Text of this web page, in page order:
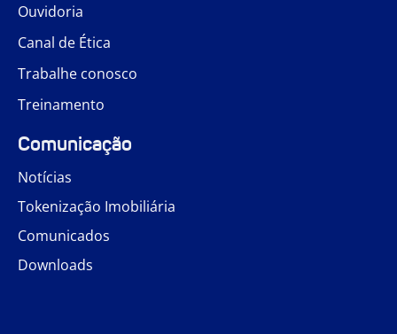
Ouvidoria
Canal de Ética
Trabalhe conosco
Treinamento
Comunicação
Notícias
Tokenização Imobiliária
Comunicados
Downloads